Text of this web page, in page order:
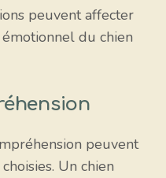
peuvent affecter
du chien
peuvent
Un chien